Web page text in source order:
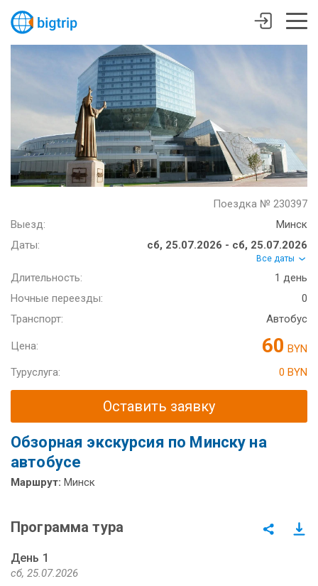
Поездка № 230397
Выезд:
Минск
Даты:
сб, 25.07.2026 - сб, 25.07.2026
Все даты
Длительность:
1 день
Ночные переезды:
0
Транспорт:
Автобус
Цена: 60 BYN
Туруслуга:
0 BYN
Оставить заявку
Обзорная экскурсия по Минску на
автобусе
Маршрут: Минск
Программа тура
День 1
сб, 25.07.2026